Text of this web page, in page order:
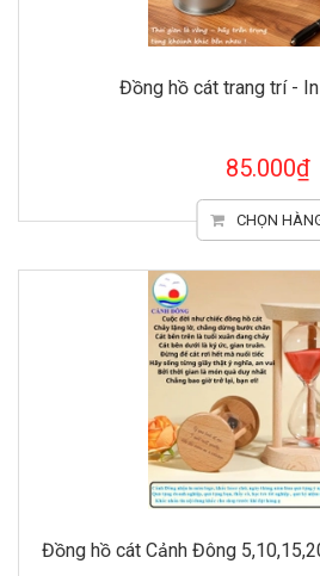
Đồng hồ cát trang trí -
85.000₫
CHỌN
Đồng hồ cát Cảnh Đông